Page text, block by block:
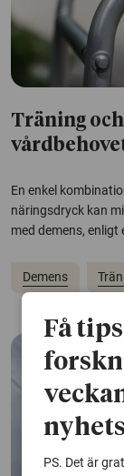
Träning
En enkel
näringsdryck kan
med demens,
Demens
Få
PS. Det är